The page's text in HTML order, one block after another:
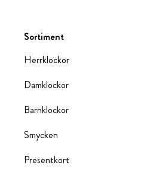
Sortiment
Herrklockor
Damklockor
Barnklockor
Smycken
Presentkort